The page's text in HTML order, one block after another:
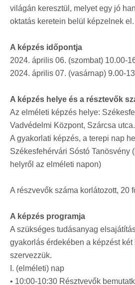
világán keresztül, melyet egy jó
oktatás keretein belül képzelnek el.
A képzés időpontja
2024. április 06. (szombat) 10.00-
2024. április 07. (vasárnap) 9.00-
A képzés helye és a résztevők
Az elméleti képzés helye:
Vadvédelmi Központ, Szárcsa utca.
A gyakorlati képzés, a terepi nap
Székesfehérvári Sóstó Tanösvény
helyről az elméleti napon)
A részvevők száma korlátozott, 20
A képzés programja
A szükséges tudásanyag
gyakorlás érdekében a képzést
szervezzük.
I. (elméleti) nap
• 10:00-10:30 Résztvevők